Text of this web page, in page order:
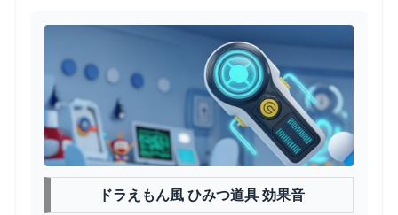
ドラえもん風 ひみつ道具 効果音